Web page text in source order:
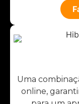
Uma
online,